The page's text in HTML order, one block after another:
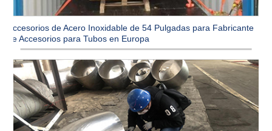
Accesorios de Acero Inoxidable de 54 Pulgadas para Fabricante
de Accesorios para Tubos en Europa